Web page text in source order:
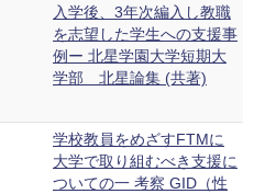
入学後、3年次編入し教職
を志望した学生への支援事
例ー 北星学園大学短期大
学部 北星論集 (共著)
学校教員をめざすFTMに
大学で取り組むべき支援に
ついての一 考察 GID（性